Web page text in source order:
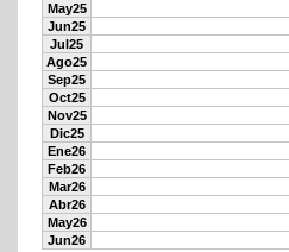
May25
Jun25
Jul25
Ago25
Sep25
Oct25
Nov25
Dic25
Ene26
Feb26
Mar26
Abr26
May26
Jun26